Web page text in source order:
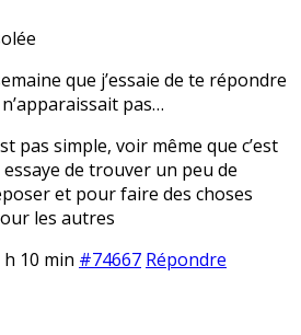
que j’essaie de te répondre
pas…
pas simple, voir même que c’est
de trouver un peu de
et pour faire des choses
les autres
10 min #74667 Répondre